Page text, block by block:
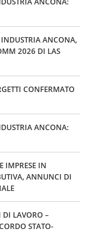
ANCONA,
2026 DI LAS
CONFERMATO
ANCONA:
IMPRESE IN
ANNUNCI DI
DI LAVORO –
STATO-